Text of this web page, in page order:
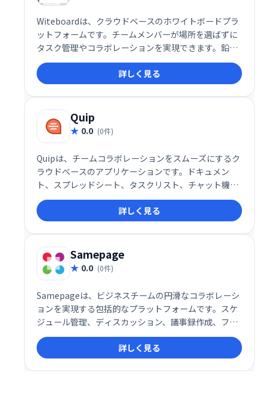
Witeboardは、クラウドベースのホワイトボードプラ
ットフォームです。チームメンバーが場所を選ばずに
タスク管理やコラボレーションを実現できます。鉛筆
や消しゴムなどのツールでアイデアを視覚化し、ブレ
インストーミングを促進。名前やタイトルを追加し
て、パーソナライズされたプロフィールを作成可能で
す。効率的なチームワークを支援します。
詳しく見る
Quip
0.0 (0件)
Quipは、チームコラボレーションをスムーズにするク
ラウドベースのアプリケーションです。ドキュメン
ト、スプレッドシート、タスクリスト、チャット機能
を統合し、情報共有と共同作業を効率化します。リア
ルタイム編集やコメント機能で、スムーズなコミュニ
ケーションと生産性向上を実現します。シンプルで直
感的なインターフェースで、誰でも簡単に使いこなせ
ます。チームワークを加速させ、プロジェクトの成功
を支援します。
詳しく見る
Samepage
0.0 (0件)
Samepageは、ビジネスチームの円滑なコラボレーシ
ョンを実現する包括的なプラットフォームです。スケ
ジュール管理、ディスカッション、議事録作成、ファ
イル共有、インスタントメッセージ、タスク管理な
ど、チームワークに必要な機能を一つに集約。情報の
一元化による効率化と、スムーズなコミュニケーショ
ン促進で、生産性向上をサポートします。単一のプラ
詳しく見る